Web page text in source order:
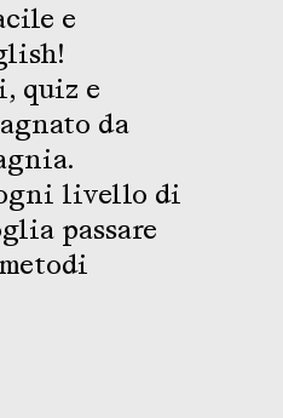
e
quiz e
da
livello di
passare